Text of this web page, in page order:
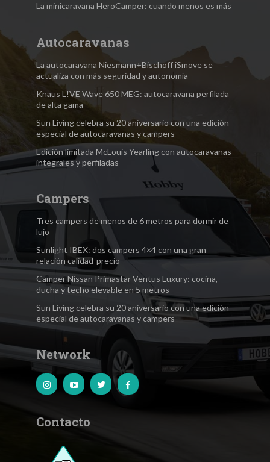
La minicaravana HeroCamper: cuando menos es más
Autocaravanas
La autocaravana Niesmann+Bischoff iSmove se
actualiza con más seguridad y autonomía
Knaus L!VE Wave 650 MEG: autocaravana perfilada
de alta gama
Sun Living celebra su 20 aniversario con una edición
especial de autocaravanas y campers
Edición limitada McLouis Yearling con autocaravanas
integrales y perfiladas
Campers
Tres campers de menos de 6 metros para dormir de
lujo
Sunlight IBEX: dos campers 4×4 con una gran
relación calidad-precio
Camper Nissan Primastar Ventus Luxury: cocina,
ducha y techo elevable en 5 metros
Sun Living celebra su 20 aniversario con una edición
especial de autocaravanas y campers
Network
Contacto